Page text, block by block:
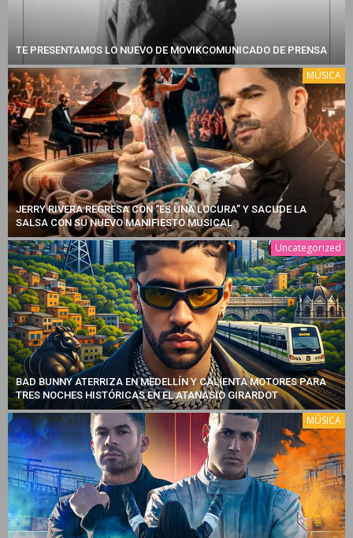
TE PRESENTAMOS LO NUEVO DE MOVIKCOMUNICADO DE PRENSA
MÚSICA
JERRY RIVERA REGRESA CON “ES UNA LOCURA” Y SACUDE LA
SALSA CON SU NUEVO MANIFIESTO MUSICAL
Uncategorized
BAD BUNNY ATERRIZA EN MEDELLÍN Y CALIENTA MOTORES PARA
TRES NOCHES HISTÓRICAS EN EL ATANASIO GIRARDOT
MÚSICA